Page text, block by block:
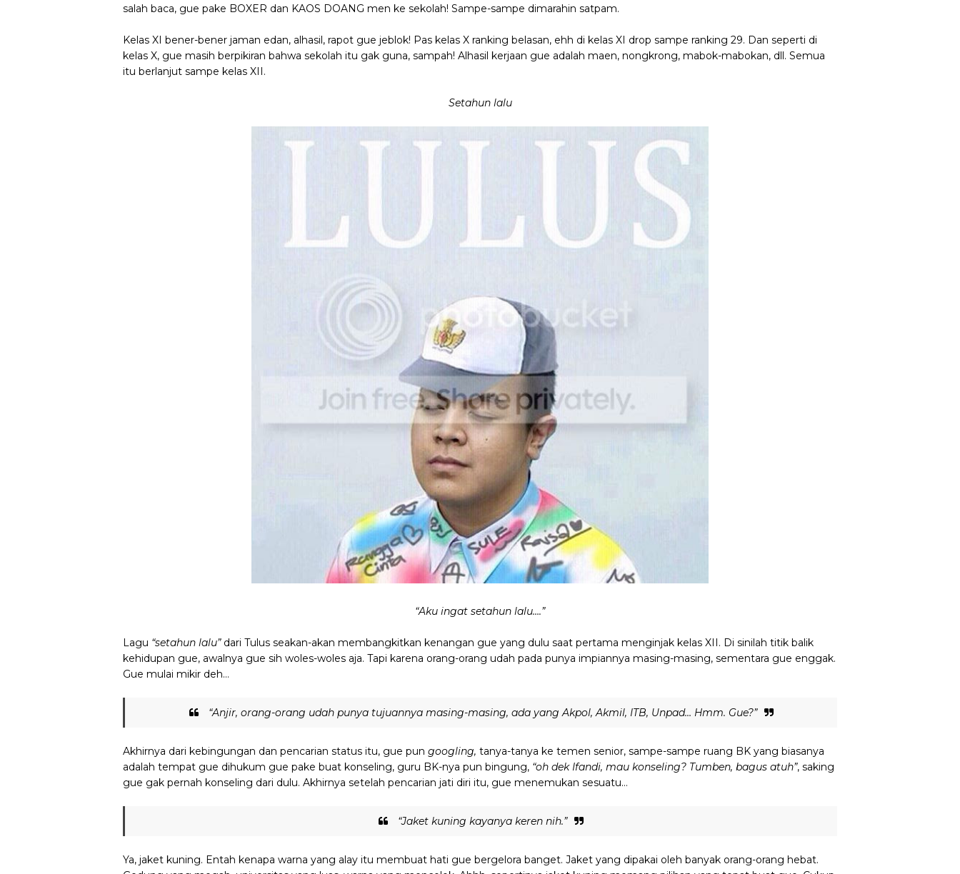
salah baca, gue pake BOXER dan KAOS DOANG men ke sekolah! Sampe-sampe dimarahin satpam.
Kelas XI bener-bener jaman edan, alhasil, rapot gue jeblok! Pas kelas X ranking belasan, ehh di kelas XI drop sampe ranking 29. Dan seperti di
kelas X, gue masih berpikiran bahwa sekolah itu gak guna, sampah! Alhasil kerjaan gue adalah maen, nongkrong, mabok-mabokan, dll. Semua
itu berlanjut sampe kelas XII.
Setahun lalu
“Aku ingat setahun lalu….”
Lagu “setahun lalu” dari Tulus seakan-akan membangkitkan kenangan gue yang dulu saat pertama menginjak kelas XII. Di sinilah titik balik
kehidupan gue, awalnya gue sih woles-woles aja. Tapi karena orang-orang udah pada punya impiannya masing-masing, sementara gue enggak.
Gue mulai mikir deh…
“Anjir, orang-orang udah punya tujuannya masing-masing, ada yang Akpol, Akmil, ITB, Unpad… Hmm. Gue?”
Akhirnya dari kebingungan dan pencarian status itu, gue pun googling, tanya-tanya ke temen senior, sampe-sampe ruang BK yang biasanya
adalah tempat gue dihukum gue pake buat konseling, guru BK-nya pun bingung, “oh dek Ifandi, mau konseling? Tumben, bagus atuh”, saking
gue gak pernah konseling dari dulu. Akhirnya setelah pencarian jati diri itu, gue menemukan sesuatu…
“Jaket kuning kayanya keren nih.”
Ya, jaket kuning. Entah kenapa warna yang alay itu membuat hati gue bergelora banget. Jaket yang dipakai oleh banyak orang-orang hebat.